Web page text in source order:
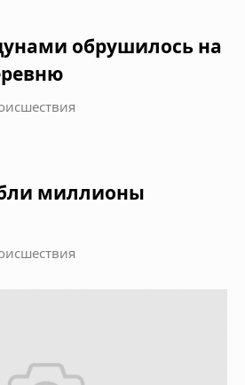
обрушилось на
миллионы